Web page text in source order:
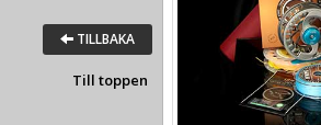
TILLBAKA
Till toppen